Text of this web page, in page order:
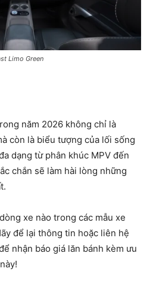
Limo Green
năm 2026 không chỉ là
còn là biểu tượng của lối sống
dạng từ phân khúc MPV đến
chắn sẽ làm hài lòng những
xe nào trong các mẫu xe
để lại thông tin hoặc liên hệ
nhận báo giá lăn bánh kèm ưu